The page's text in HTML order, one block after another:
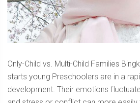
Only-Child vs. Multi-Child Families
starts young Preschoolers are in a
development. Their emotions